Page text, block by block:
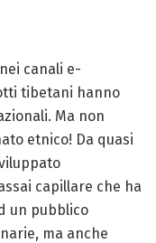
canali e-
tibetani hanno
Ma non
etnico! Da quasi
capillare che ha
un pubblico
ma anche